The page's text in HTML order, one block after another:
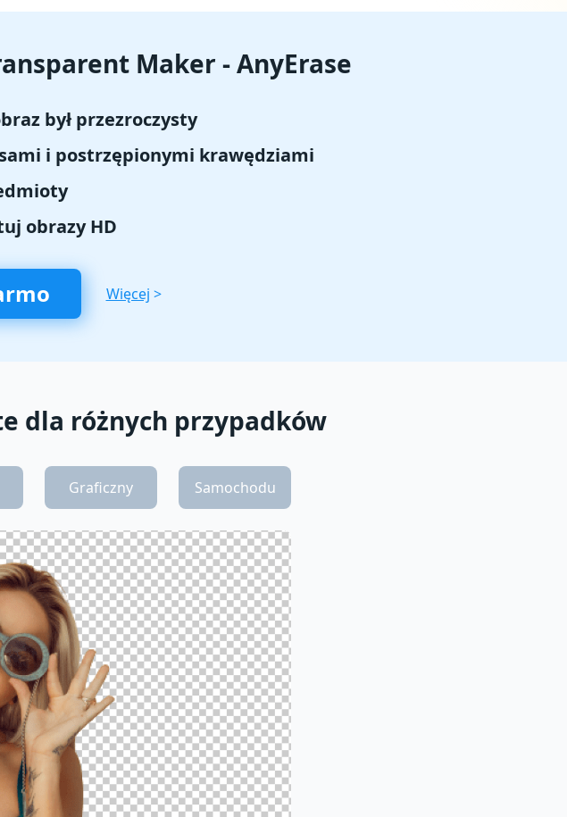
Maker - AnyErase
był przezroczysty
i postrzępionymi krawędziami
obrazy HD
Więcej >
dla różnych przypadków
Graficzny Samochodu